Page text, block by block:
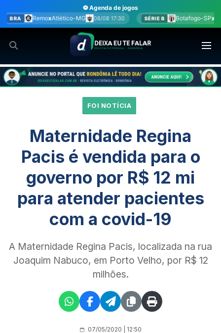
para
o
conteúdo
⚽ Agenda de jogos
08/08 17:30 SÉRIE B Botafogo-SP x América-MG 08/08 17:30
FOI NOTÍCIA
Maternidade Regina
Pacis é vendida para o
governo por R$ 12 mi
para atender pacientes
com a covid-19
A Maternidade Regina Pacis, localizada na rua
Joaquim Nabuco, em Porto Velho, por R$ 12
milhões.
07/05/2020 | 12:50